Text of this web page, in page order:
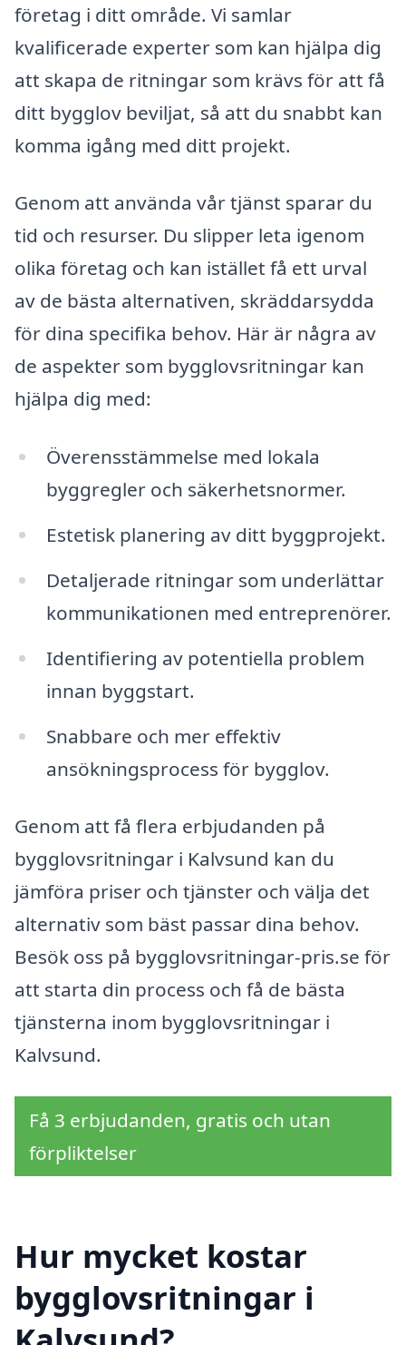
företag i ditt område. Vi samlar
kvalificerade experter som kan hjälpa dig
att skapa de ritningar som krävs för att få
ditt bygglov beviljat, så att du snabbt kan
komma igång med ditt projekt.
Genom att använda vår tjänst sparar du
tid och resurser. Du slipper leta igenom
olika företag och kan istället få ett urval
av de bästa alternativen, skräddarsydda
för dina specifika behov. Här är några av
de aspekter som bygglovsritningar kan
hjälpa dig med:
Överensstämmelse med lokala
byggregler och säkerhetsnormer.
Estetisk planering av ditt byggprojekt.
Detaljerade ritningar som underlättar
kommunikationen med entreprenörer.
Identifiering av potentiella problem
innan byggstart.
Snabbare och mer effektiv
ansökningsprocess för bygglov.
Genom att få flera erbjudanden på
bygglovsritningar i Kalvsund kan du
jämföra priser och tjänster och välja det
alternativ som bäst passar dina behov.
Besök oss på bygglovsritningar-pris.se för
att starta din process och få de bästa
tjänsterna inom bygglovsritningar i
Kalvsund.
Få 3 erbjudanden, gratis och utan
förpliktelser
Hur mycket kostar
bygglovsritningar i